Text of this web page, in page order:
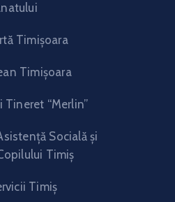
Timişoara
Timişoara
“Merlin”
Socială și
Timiș
Timiş